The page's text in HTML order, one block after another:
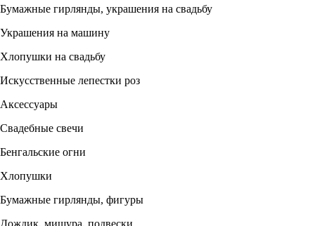
Бумажные гирлянды, украшения на свадьбу
Украшения на машину
Хлопушки на свадьбу
Искусственные лепестки роз
Аксессуары
Свадебные свечи
Бенгальские огни
Хлопушки
Бумажные гирлянды, фигуры
Дождик, мишура, подвески